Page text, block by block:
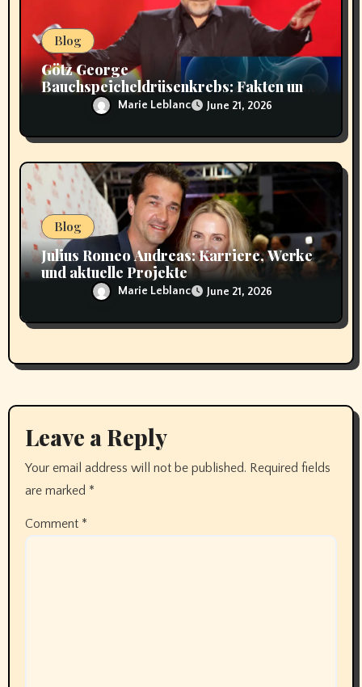
Blog
Götz George
Bauchspeicheldrüsenkrebs: Fakten und
HintergründeMarie Leblanc June 21, 2026
Blog
Julius Romeo Andreas: Karriere, Werke
und aktuelle Projekte
Marie Leblanc June 21, 2026
Leave a Reply
Your email address will not be published. Required fields
are marked *
Comment *